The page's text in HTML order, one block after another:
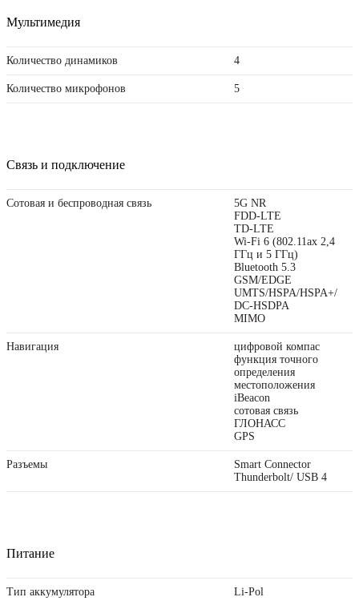
Мультимедия
Количество динамиков 4
Количество микрофонов 5
Связь и подключение
Сотовая и беспроводная связь
5G NR
FDD‑LTE
TD‑LTE
Wi-Fi 6 (802.11ax 2,4
ГГц и 5 ГГц)
Bluetooth 5.3
GSM/EDGE
UMTS/HSPA/​HSPA+/​
DC-HSDPA
MIMO
Навигация
цифровой компас
функция точного
определения
местоположения
iBeacon
cотовая связь
ГЛОНАСС
GPS
Разъемы
Smart Connector
Thunderbolt/ USB 4
Питание
Тип аккумулятора Li-Pol